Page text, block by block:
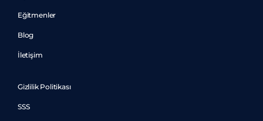
Eğitmenler
Blog
İletişim
Gizlilik Politikası
SSS